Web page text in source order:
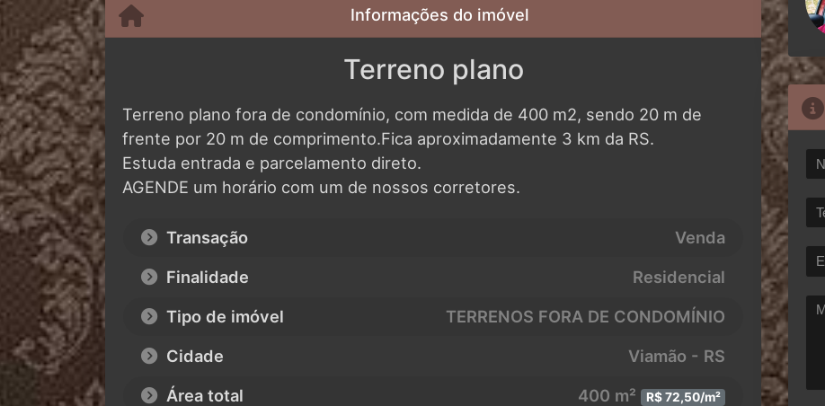
Informações do imóvel
Terreno plano
Terreno plano fora de condomínio, com medida de 400 m2, sendo 20 m de
frente por 20 m de comprimento.Fica aproximadamente 3 km da RS.
Estuda entrada e parcelamento direto.
AGENDE um horário com um de nossos corretores.
Transação
Venda
Finalidade
Residencial
Tipo de imóvel
TERRENOS FORA DE CONDOMÍNIO
Cidade
Viamão - RS
Área total
400 m² R$ 72,50/m²